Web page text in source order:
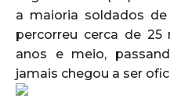
a maioria soldados
percorreu cerca de
anos e meio,
jamais chegou a ser